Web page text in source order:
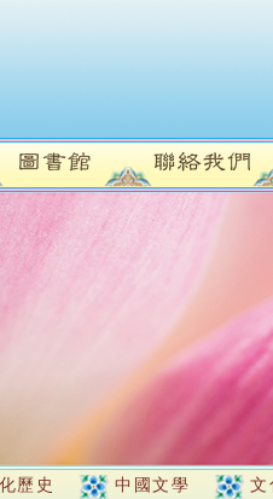
歷史 中國文學 文